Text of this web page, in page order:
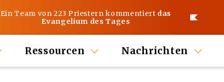
Ein Team von 223 Priestern kommentiert das
Evangelium des Tages
Ressourcen Nachrichten